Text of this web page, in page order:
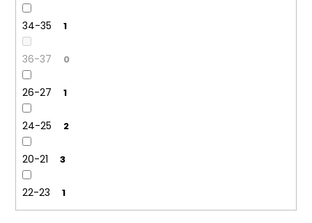
34-35 1
36-37 0
26-27 1
24-25 2
20-21 3
22-23 1